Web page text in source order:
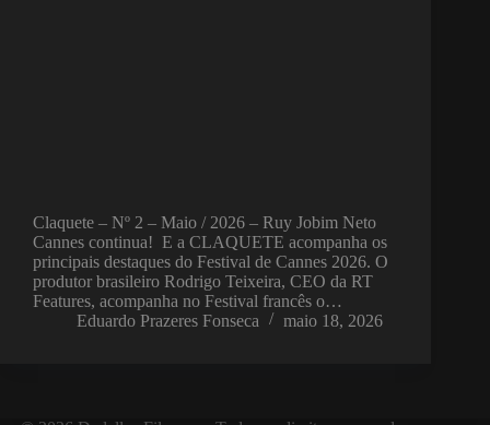
Claquete – Nº 2 – Maio / 2026 – Ruy Jobim Neto
Cannes continua! E a CLAQUETE acompanha os
principais destaques do Festival de Cannes 2026. O
produtor brasileiro Rodrigo Teixeira, CEO da RT
Features, acompanha no Festival francês o…
Eduardo Prazeres Fonseca
maio 18, 2026